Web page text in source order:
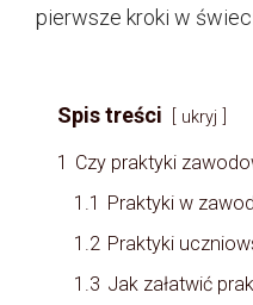
pierwsze kroki w
Spis treści ukryj
1 Czy praktyki
1.1 Praktyki w
1.2 Praktyki
1.3 Jak załatwić